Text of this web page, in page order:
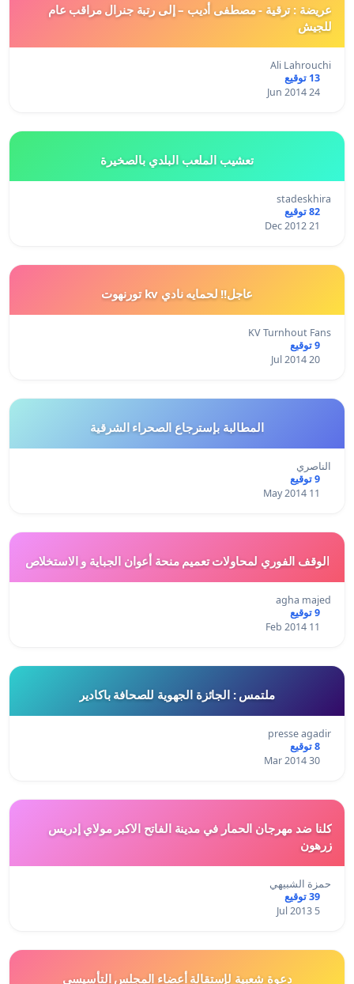
عريضة : ترقية - مصطفى أديب – إلى رتبة جنرال مراقب عام
للجيش
Ali Lahrouchi
13 توقيع
24 Jun 2014
تعشيب الملعب البلدي بالصخيرة
stadeskhira
82 توقيع
21 Dec 2012
عاجل!! لحمايه نادي kv تورنهوت
KV Turnhout Fans
9 توقيع
20 Jul 2014
المطالبة بإسترجاع الصحراء الشرقية
الناصري
9 توقيع
11 May 2014
الوقف الفوري لمحاولات تعميم منحة أعوان الجباية و الاستخلاص
agha majed
9 توقيع
11 Feb 2014
ملتمس : الجائزة الجهوية للصحافة باكادير
presse agadir
8 توقيع
30 Mar 2014
كلنا ضد مهرجان الحمار في مدينة الفاتح الاكبر مولاي إدريس
زرهون
حمزة الشبيهي
39 توقيع
5 Jul 2013
دعوة شعبية لإستقالة أعضاء المجلس التأسيسي